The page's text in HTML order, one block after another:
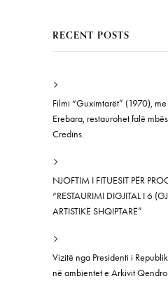
RECENT POSTS
Filmi “Guximtarët” (1970),
Erebara, restaurohet falë
Credins.
NJOFTIM I FITUESIT PËR
“RESTAURIMI DIGJITAL I 6
ARTISTIKË SHQIPTARË”
Vizitë nga Presidenti i
në ambientet e Arkivit